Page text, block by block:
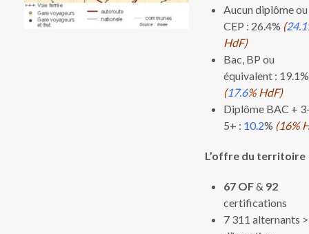
Aucun diplôme ou
CEP : 26.4% (24.1
HdF)
Bac, BP ou
équivalent : 19.1%
(17.6% HdF)
Diplôme BAC +
5+ : 10.2% (16%
L’offre du territoire
67 OF& 92
certifications
7 311 alternants